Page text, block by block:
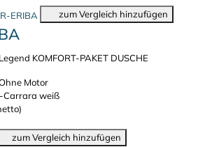
zum Vergleich hinzufügen
KOMFORT-PAKET DUSCHE
Motor
weiß
zum Vergleich hinzufügen